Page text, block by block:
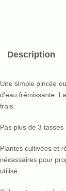
Description
Une simple pincée
d'eau frémissante.
frais.
Pas plus de 3 tasses
Plantes cultivées et
nécessaires pour
utilisé.